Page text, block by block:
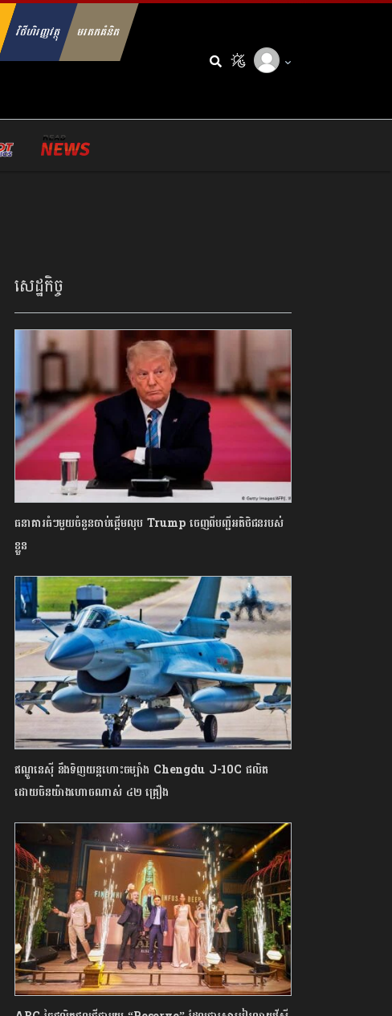
វិថីហិរញ្ញវត្ថុ មរតកគំនិត
សេដ្ឋកិច្ច
ធនាគារធំៗមួយចំនួនចាប់ផ្តើមលុប Trump ចេញពីបញ្ជីអតិថិជនរបស់
ខ្លួន
ឥណ្ឌូនេស៊ី នឹងទិញយន្តហោះចម្បាំង Chengdu J-10C ផលិត
ដោយចិនយ៉ាងហោចណាស់ ៤២ គ្រឿង